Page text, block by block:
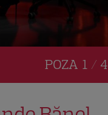
POZA 1 / 4